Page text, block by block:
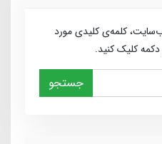
کلمه‌ی کلیدی مورد
کلیک کنید.
جستجو